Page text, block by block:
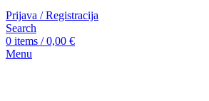
Prijava / Registracija
Search
0 items / 0,00 €
Menu